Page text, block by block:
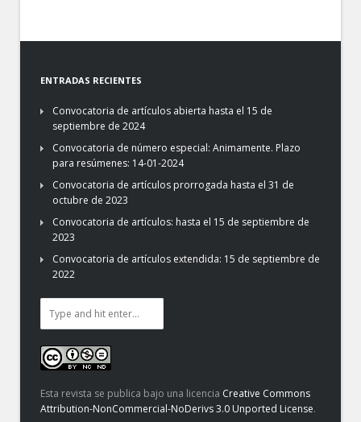
ENTRADAS RECIENTES
Convocatoria de artículos abierta hasta el 15 de
septiembre de 2024
Convocatoria de número especial: Animamente. Plazo
para resúmenes: 14-01-2024
Convocatoria de artículos prorrogada hasta el 31 de
octubre de 2023
Convocatoria de artículos: hasta el 15 de septiembre de
2023
Convocatoria de artículos extendida: 15 de septiembre de
2022
Esta revista se publica bajo una licencia Creative Commons
Attribution-NonCommercial-NoDerivs 3.0 Unported License.